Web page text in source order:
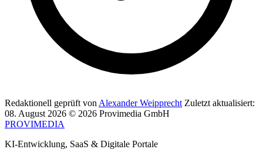
Redaktionell geprüft von Alexander Weipprecht Zuletzt aktualisiert:
08. August 2026 © 2026 Provimedia GmbH
PROVIMEDIA
KI-Entwicklung, SaaS & Digitale Portale